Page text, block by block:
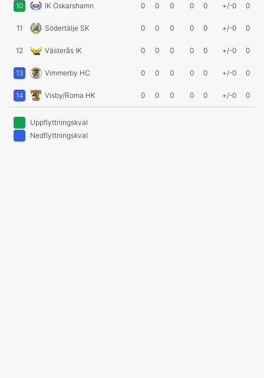
10 IK Oskarshamn 0 0 0 0 0 +/-0 0
11 Södertälje SK 0 0 0 0 0 +/-0 0
12 Västerås IK 0 0 0 0 0 +/-0 0
13 Vimmerby HC 0 0 0 0 0 +/-0 0
14 Visby/Roma HK 0 0 0 0 0 +/-0 0
Uppflyttningskval
Nedflyttningskval